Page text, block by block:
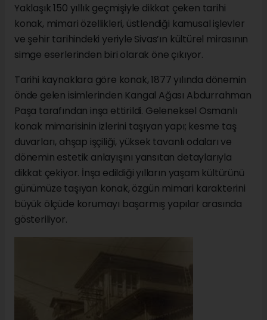
Yaklaşık 150 yıllık geçmişiyle dikkat çeken tarihi
konak, mimari özellikleri, üstlendiği kamusal işlevler
ve şehir tarihindeki yeriyle Sivas’ın kültürel mirasının
simge eserlerinden biri olarak öne çıkıyor.
Tarihi kaynaklara göre konak, 1877 yılında dönemin
önde gelen isimlerinden Kangal Ağası Abdurrahman
Paşa tarafından inşa ettirildi. Geleneksel Osmanlı
konak mimarisinin izlerini taşıyan yapı; kesme taş
duvarları, ahşap işçiliği, yüksek tavanlı odaları ve
dönemin estetik anlayışını yansıtan detaylarıyla
dikkat çekiyor. İnşa edildiği yılların yaşam kültürünü
günümüze taşıyan konak, özgün mimari karakterini
büyük ölçüde korumayı başarmış yapılar arasında
gösteriliyor.